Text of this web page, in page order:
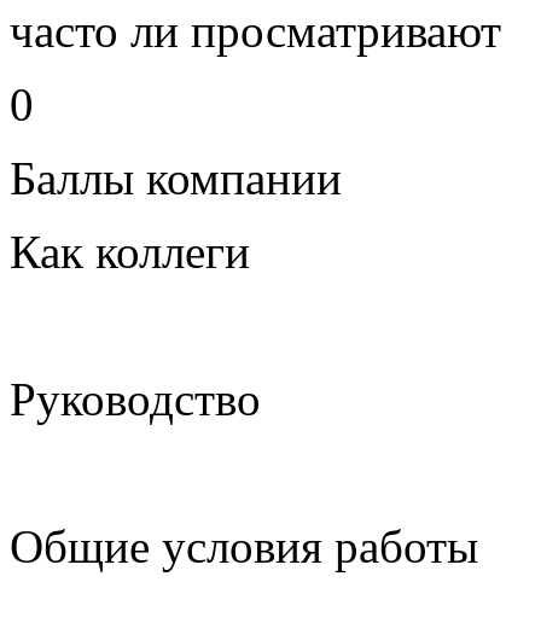
часто ли просматривают
0
Баллы компании
Как коллеги
Руководство
Общие условия работы